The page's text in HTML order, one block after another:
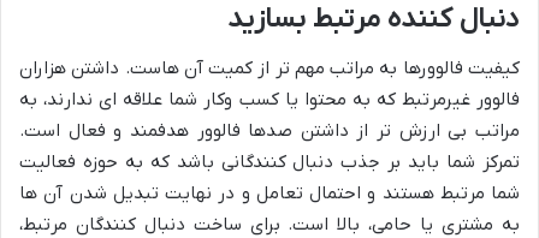
دنبال کننده مرتبط بسازید
کیفیت فالوورها به مراتب مهم تر از کمیت آن هاست. داشتن هزاران
فالوور غیرمرتبط که به محتوا یا کسب وکار شما علاقه ای ندارند، به
مراتب بی ارزش تر از داشتن صدها فالوور هدفمند و فعال است.
تمرکز شما باید بر جذب دنبال کنندگانی باشد که به حوزه فعالیت
شما مرتبط هستند و احتمال تعامل و در نهایت تبدیل شدن آن ها
به مشتری یا حامی، بالا است. برای ساخت دنبال کنندگان مرتبط،